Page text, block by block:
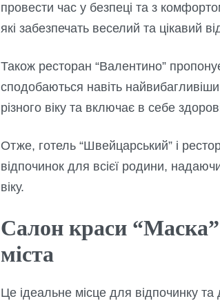
провести час у безпеці та з
які забезпечать веселий та цікавий
Також ресторан “Валентино”
сподобаються навіть
різного віку та включає в себе
Отже, готель “Швейцарський” і
відпочинок для всієї родини,
віку.
Салон краси
міста
Це ідеальне місце для відпочинку